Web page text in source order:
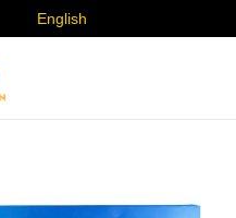
English